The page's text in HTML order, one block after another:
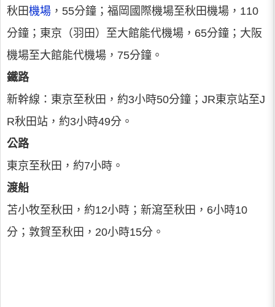
秋田機場 ，55分鐘；福岡國際機場至秋田機場，110
分鐘；東京（羽田）至大館能代機場，65分鐘；大阪
機場至大館能代機場，75分鐘。
鐵路
新幹線：東京至秋田，約3小時50分鐘；JR東京站至J
R秋田站，約3小時49分。
公路
東京至秋田，約7小時。
渡船
苫小牧至秋田，約12小時；新瀉至秋田，6小時10
分；敦賀至秋田，20小時15分。